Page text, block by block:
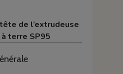
de l’extrudeuse
terre SP95